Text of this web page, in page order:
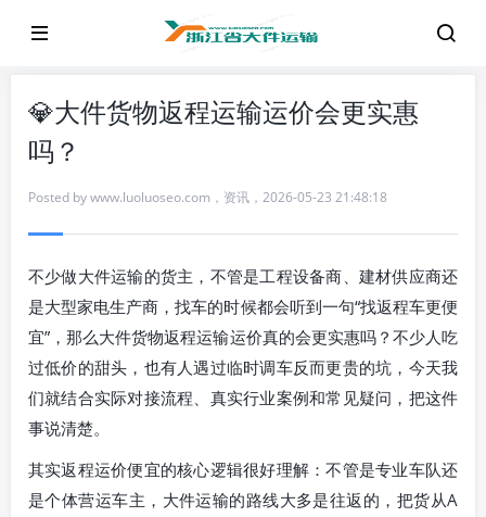
💎大件货物返程运输运价会更实惠
吗？
Posted bywww.luoluoseo.com ， 资讯 ， 2026-05-23 21:48:18
不少做大件运输的货主，不管是工程设备商、建材供应商还
是大型家电生产商，找车的时候都会听到一句“找返程车更便
宜”，那么大件货物返程运输运价真的会更实惠吗？不少人吃
过低价的甜头，也有人遇过临时调车反而更贵的坑，今天我
们就结合实际对接流程、真实行业案例和常见疑问，把这件
事说清楚。
其实返程运价便宜的核心逻辑很好理解：不管是专业车队还
是个体营运车主，大件运输的路线大多是往返的，把货从A